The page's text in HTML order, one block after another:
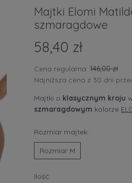
Majtki Elomi
szmaragdowe
58,40 zł
Cena regularna:146,00 zł
Najniższa cena z 30 dni
Majtki o klasycznym kroju
szmaragdowym kolorze
Rozmiar majtek:
Rozmiar M
Ilość: